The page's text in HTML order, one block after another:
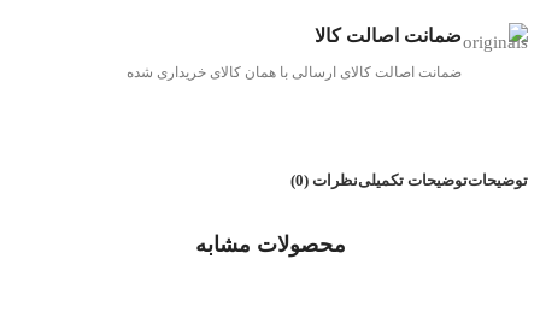
ضمانت اصالت کالا
ضمانت اصالت کالای ارسالی با همان کالای خریداری شده
توضیحاتتوضیحات تکمیلینظرات (0)
محصولات مشابه